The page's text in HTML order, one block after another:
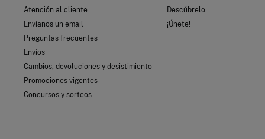
Atención al cliente
Envíanos un email
Preguntas frecuentes
Envíos
Cambios, devoluciones y desistimiento
Promociones vigentes
Concursos y sorteos
Descúbrelo
¡Únete!